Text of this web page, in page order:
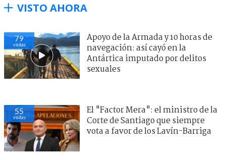
VISTO AHORA
79
visitas
Apoyo de la Armada y 10 horas de
navegación: así cayó en la
Antártica imputado por delitos
sexuales
55
visitas
El "Factor Mera": el ministro de la
Corte de Santiago que siempre
vota a favor de los Lavín-Barriga